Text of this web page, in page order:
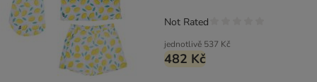
jednotlivě 537 Kč
482 Kč
Not Rated